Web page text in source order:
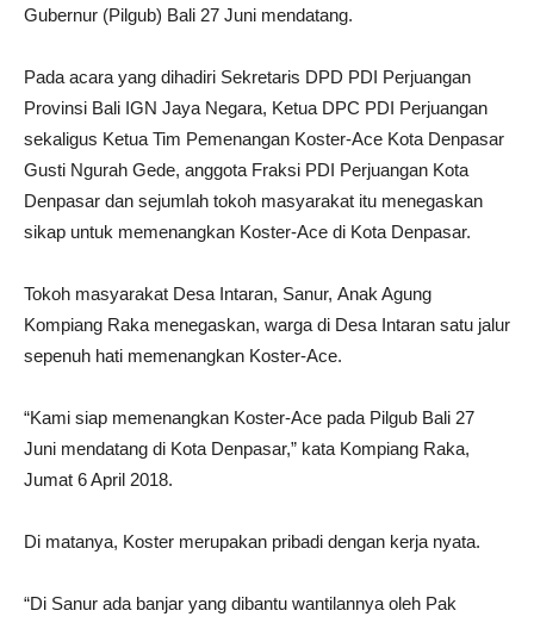
Gubernur (Pilgub) Bali 27 Juni mendatang.
Pada acara yang dihadiri Sekretaris DPD PDI Perjuangan
Provinsi Bali IGN Jaya Negara, Ketua DPC PDI Perjuangan
sekaligus Ketua Tim Pemenangan Koster-Ace Kota Denpasar
Gusti Ngurah Gede, anggota Fraksi PDI Perjuangan Kota
Denpasar dan sejumlah tokoh masyarakat itu menegaskan
sikap untuk memenangkan Koster-Ace di Kota Denpasar.
Tokoh masyarakat Desa Intaran, Sanur, Anak Agung
Kompiang Raka menegaskan, warga di Desa Intaran satu jalur
sepenuh hati memenangkan Koster-Ace.
“Kami siap memenangkan Koster-Ace pada Pilgub Bali 27
Juni mendatang di Kota Denpasar,” kata Kompiang Raka,
Jumat 6 April 2018.
Di matanya, Koster merupakan pribadi dengan kerja nyata.
“Di Sanur ada banjar yang dibantu wantilannya oleh Pak